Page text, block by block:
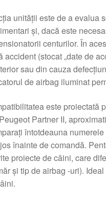
unității este de a evalua
și, dacă este
centurilor. În
accident (stocat „date de
sau din cauza
de airbag iluminat
este proiectată
Partner II,
întotdeauna
înainte de comandă.
proiecte de câini, care
și tip de airbag -uri).